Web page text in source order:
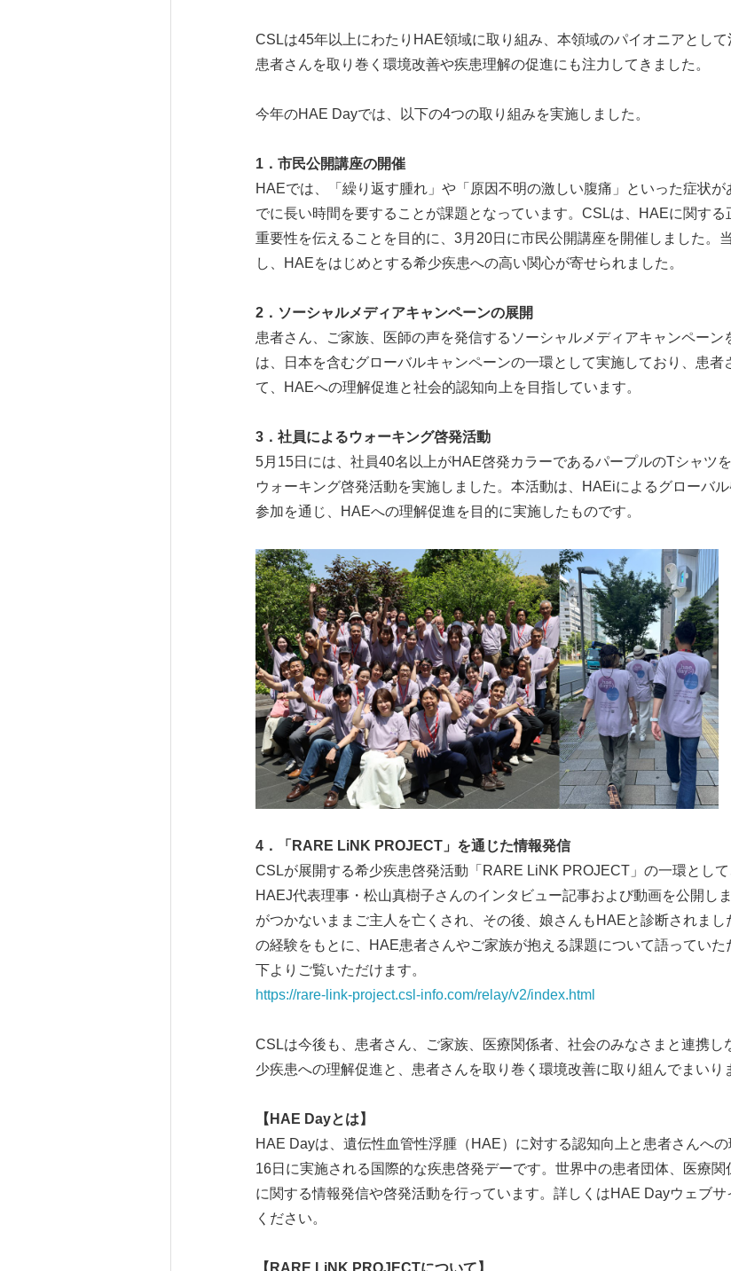
CSLは45年以上にわたりHAE領域に取り組み、本領域のパイオニアとして
患者さんを取り巻く環境改善や疾患理解の促進にも注力してきました。
今年のHAE Dayでは、以下の4つの取り組みを実施しました。
1．市民公開講座の開催
HAEでは、「繰り返す腫れ」や「原因不明の激しい腹痛」といった症状が
でに長い時間を要することが課題となっています。CSLは、HAEに関す
重要性を伝えることを目的に、3月20日に市民公開講座を開催しました。
し、HAEをはじめとする希少疾患への高い関心が寄せられました。
2．ソーシャルメディアキャンペーンの展開
患者さん、ご家族、医師の声を発信するソーシャルメディアキャンペーン
は、日本を含むグローバルキャンペーンの一環として実施しており、患者
て、HAEへの理解促進と社会的認知向上を目指しています。
3．社員によるウォーキング啓発活動
5月15日には、社員40名以上がHAE啓発カラーであるパープルのTシャツ
ウォーキング啓発活動を実施しました。本活動は、HAEiによるグローバル
参加を通じ、HAEへの理解促進を目的に実施したものです。
4．「 RARE LiNK PROJECT」を通じた情報発信
CSLが展開する希少疾患啓発活動「RARE LiNK PROJECT」の一環とし
HAEJ代表理事・松山真樹子さんのインタビュー記事および動画を公開し
がつかないままご主人を亡くされ、その後、娘さんもHAEと診断されま
の経験をもとに、HAE患者さんやご家族が抱える課題について語ってい
下よりご覧いただけます。
https://rare-link-project.csl-info.com/relay/v2/index.html
CSLは今後も、患者さん、ご家族、医療関係者、社会のみなさまと連携
少疾患への理解促進と、患者さんを取り巻く環境改善に取り組んでまいり
【 HAE Dayとは】
HAE Dayは、遺伝性血管性浮腫（HAE）に対する認知向上と患者さんへ
16日に実施される国際的な疾患啓発デーです。世界中の患者団体、医療
に関する情報発信や啓発活動を行っています。詳しくはHAE Dayウェブサ
ください。
Japanese